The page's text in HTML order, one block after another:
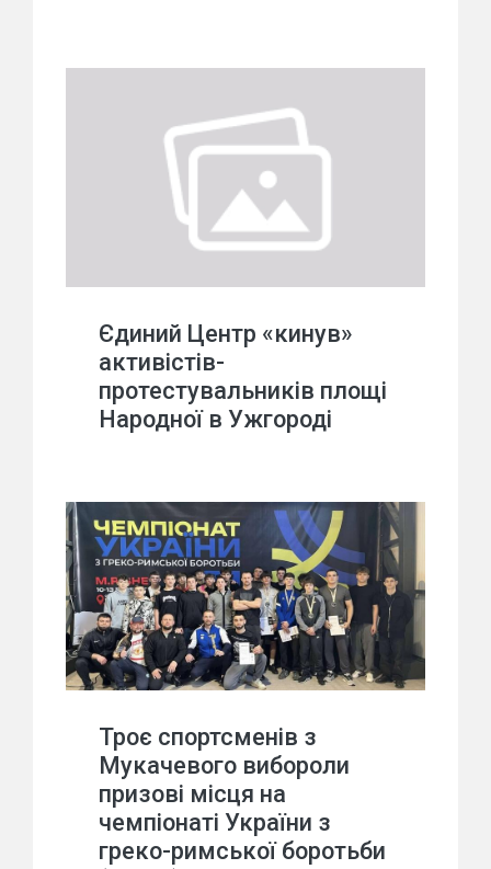
Єдиний Центр «кинув»
активістів-
протестувальників площі
Народної в Ужгороді
Троє спортсменів з
Мукачевого вибороли
призові місця на
чемпіонаті України з
греко-римської боротьби